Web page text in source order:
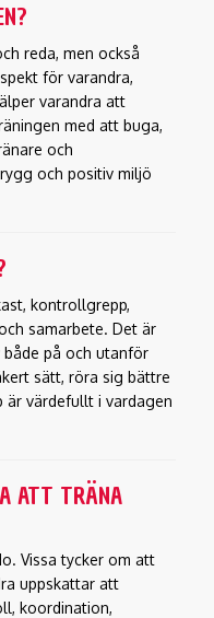
reda, men också
för varandra,
varandra att
med att buga,
och
och positiv miljö
kontrollgrepp,
samarbete. Det är
på och utanför
sätt, röra sig bättre
är värdefullt i vardagen
ATT TRÄNA
Vissa tycker om att
uppskattar att
koordination,